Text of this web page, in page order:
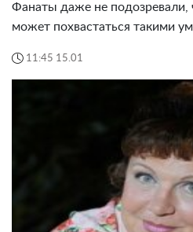
Фанаты даже не подозревали,
может похвастаться такими
11:45 15.01